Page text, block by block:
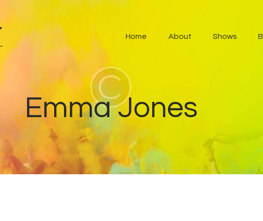
Home About Shows
Emma Jones
Home
About
Shows
Blog
Features
Contacts